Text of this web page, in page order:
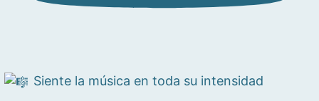
Siente la música en toda su intensidad